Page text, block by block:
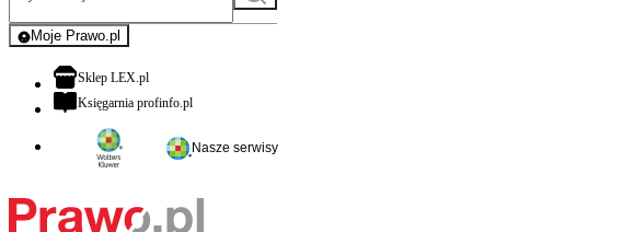
Moje Prawo.pl
- rejestracja i logowanie do serwisu
Sklep LEX.plotwiera się w nowej karcie
Księgarnia profinfo.plotwiera się w nowej karcie
Nasze serwisy